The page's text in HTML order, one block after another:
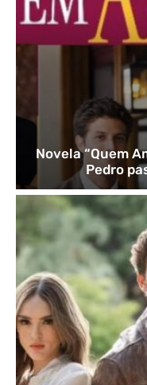
Novela “Quem
Pedro